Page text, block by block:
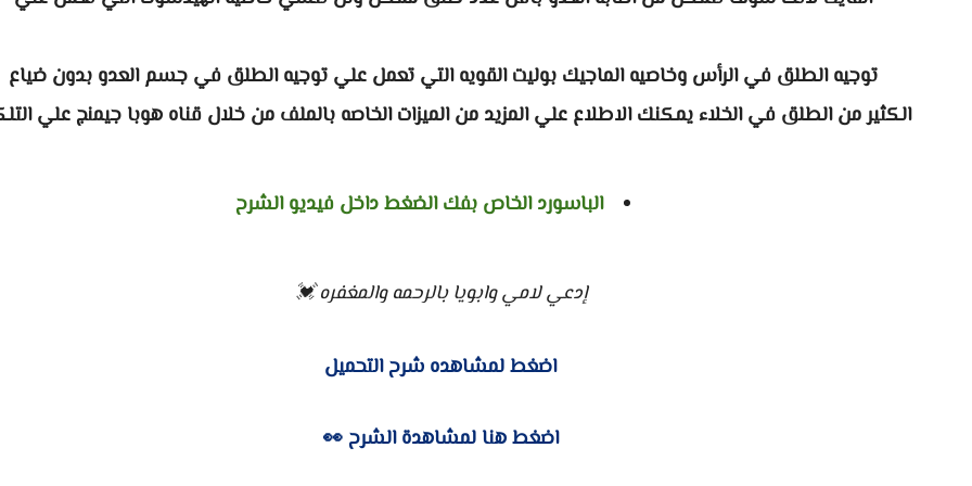
توجيه الطلق في الرأس وخاصيه الماجيك بوليت القويه التي تعمل علي توجيه الطلق في جسم العدو بدون ضياع
الكثير من الطلق في الخلاء يمكنك الاطلاع علي المزيد من الميزات الخاصه بالملف من خلال قناه هوبا جيمنج علي
الباسورد الخاص بفك الضغط داخل فيديو الشرح
إدعي لامي وابويا بالرحمه والمغفره 💓
اضغط لمشاهده شرح التحميل
اضغط هنا لمشاهدة الشرح 👀